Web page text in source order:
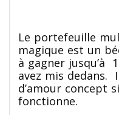
Le portefeuille
magique est un
à gagner jusqu’à
avez mis dedans.
d’amour concept
fonctionne.